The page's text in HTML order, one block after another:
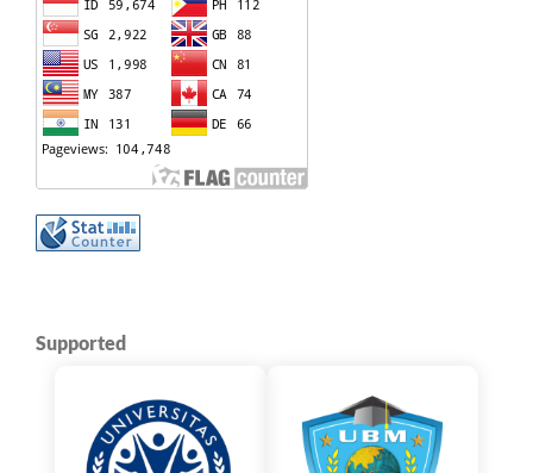
Supported